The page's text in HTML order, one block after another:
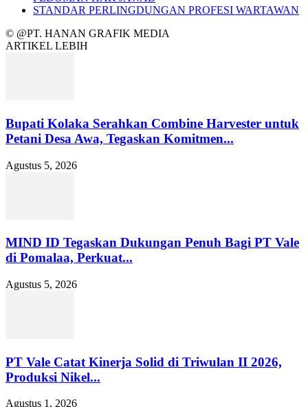
STANDAR PERLINGDUNGAN PROFESI WARTAWAN
© @PT. HANAN GRAFIK MEDIA
ARTIKEL LEBIH
Bupati Kolaka Serahkan Combine Harvester untuk
Petani Desa Awa, Tegaskan Komitmen...
Agustus 5, 2026
MIND ID Tegaskan Dukungan Penuh Bagi PT Vale
di Pomalaa, Perkuat...
Agustus 5, 2026
PT Vale Catat Kinerja Solid di Triwulan II 2026,
Produksi Nikel...
Agustus 1, 2026